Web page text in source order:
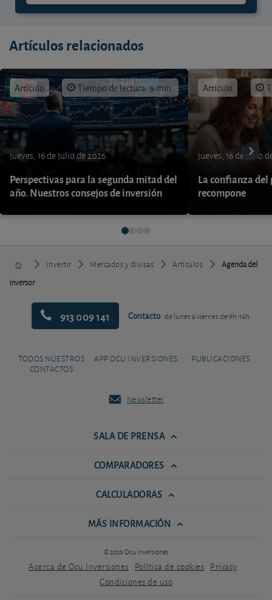
Artículos relacionados
Artículo Tiempo de lectura: 9 min.
jueves, 16 de julio de 2026
Perspectivas para la segunda mitad del
año. Nuestros consejos de inversión
Artículo
jueves, 16 de julio
La confianza del
recompone
Invertir Mercados y divisas Artículos
Agenda del
inversor
913 009 141 Contacto de lunes a viernes de 9h-14h
TODOS NUESTROS
CONTACTOS
APP OCU INVERSIONES PUBLICACIONES
Newsletter
SALA DE PRENSA
COMPARADORES
CALCULADORAS
MÁS INFORMACIÓN
© 2026 Ocu Inversiones
Acerca de Ocu Inversiones Política de cookies Privacy
Condiciones de uso